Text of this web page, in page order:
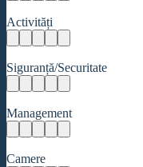
Activități
Siguranță/Securitate
Management
Camere